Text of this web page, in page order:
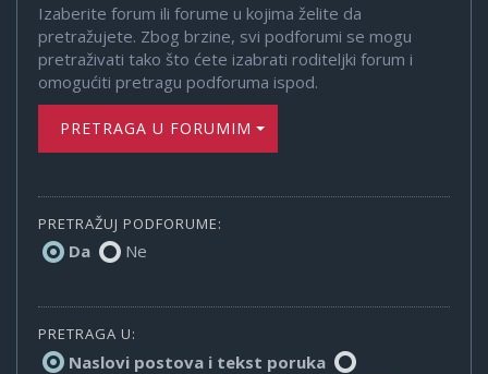
Izaberite forum ili forume u kojima želite da
pretražujete. Zbog brzine, svi podforumi se mogu
pretraživati tako što ćete izabrati roditeljki forum i
omogućiti pretragu podforuma ispod.
PRETRAGA U FORUMIMA
PRETRAŽUJ PODFORUME:
Da Ne
PRETRAGA U:
Naslovi postova i tekst poruka